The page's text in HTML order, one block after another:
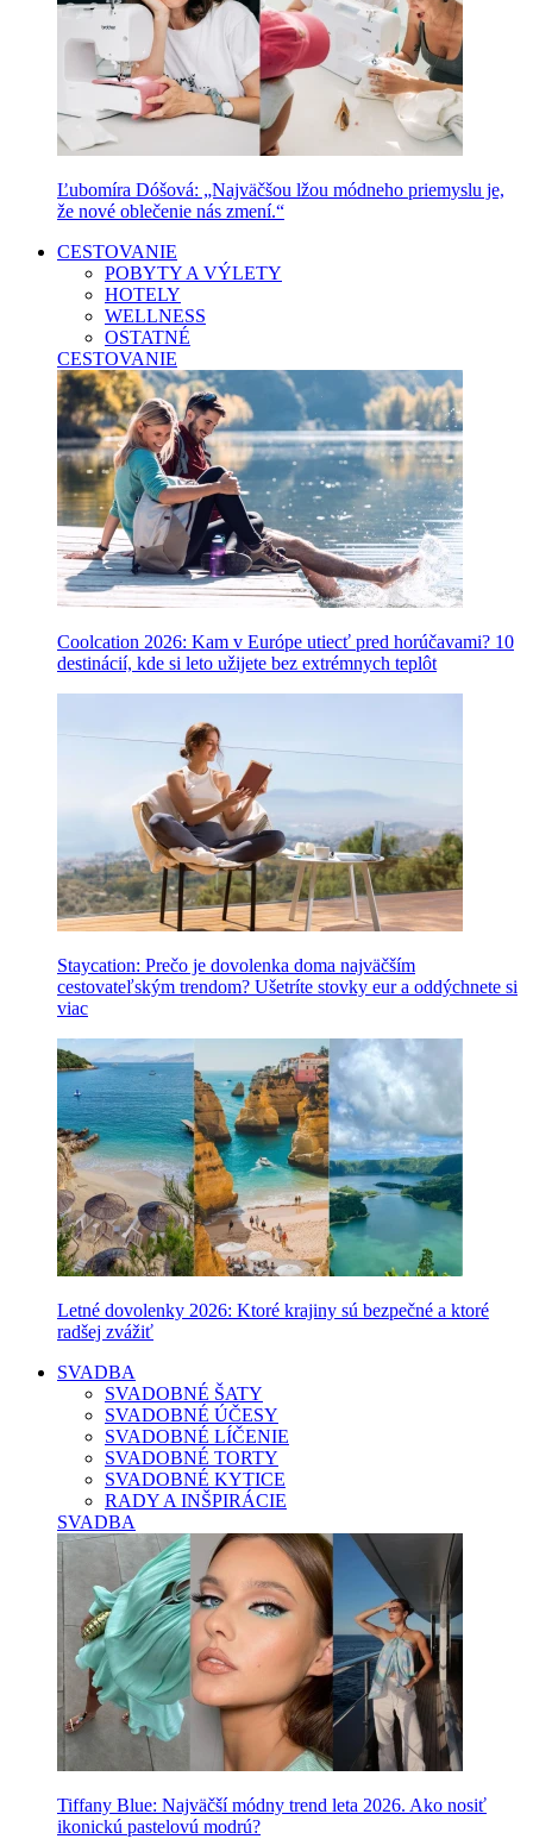
Ľubomíra Dóšová: „Najväčšou lžou módneho priemyslu je,
že nové oblečenie nás zmení.“
CESTOVANIE
POBYTY A VÝLETY
HOTELY
WELLNESS
OSTATNÉ
CESTOVANIE
Coolcation 2026: Kam v Európe utiecť pred horúčavami? 10
destinácií, kde si leto užijete bez extrémnych teplôt
Staycation: Prečo je dovolenka doma najväčším
cestovateľským trendom? Ušetríte stovky eur a oddýchnete si
viac
Letné dovolenky 2026: Ktoré krajiny sú bezpečné a ktoré
radšej zvážiť
SVADBA
SVADOBNÉ ŠATY
SVADOBNÉ ÚČESY
SVADOBNÉ LÍČENIE
SVADOBNÉ TORTY
SVADOBNÉ KYTICE
RADY A INŠPIRÁCIE
SVADBA
Tiffany Blue: Najväčší módny trend leta 2026. Ako nosiť
ikonickú pastelovú modrú?